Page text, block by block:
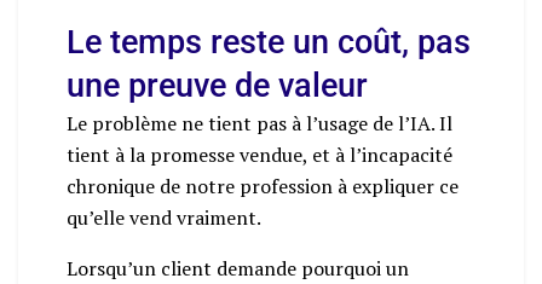
Le temps reste un coût, pas
une preuve de valeur
Le problème ne tient pas à l’usage de l’IA. Il
tient à la promesse vendue, et à l’incapacité
chronique de notre profession à expliquer ce
qu’elle vend vraiment.
Lorsqu’un client demande pourquoi un